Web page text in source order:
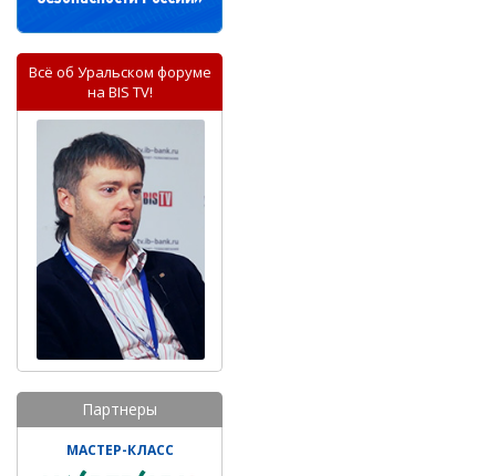
Всё об Уральском форуме
на BIS TV!
Партнеры
МАСТЕР-КЛАСС